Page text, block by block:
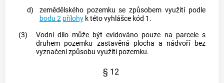
d)
zemědělského pozemku se způsobem využití podle
bodu 2 přílohyk této vyhlášce kód 1.
(3)
Vodní dílo může být evidováno pouze na parceles
druhem pozemku zastavěná plocha a nádvoří bez
vyznačení způsobu využitípozemku.
§ 12